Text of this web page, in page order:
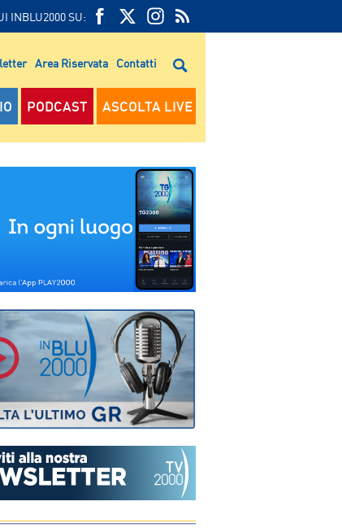
INBLU2000 SU:
FEED
RSS
RSS
Area Riservata Contatti
PODCAST ASCOLTA LIVE